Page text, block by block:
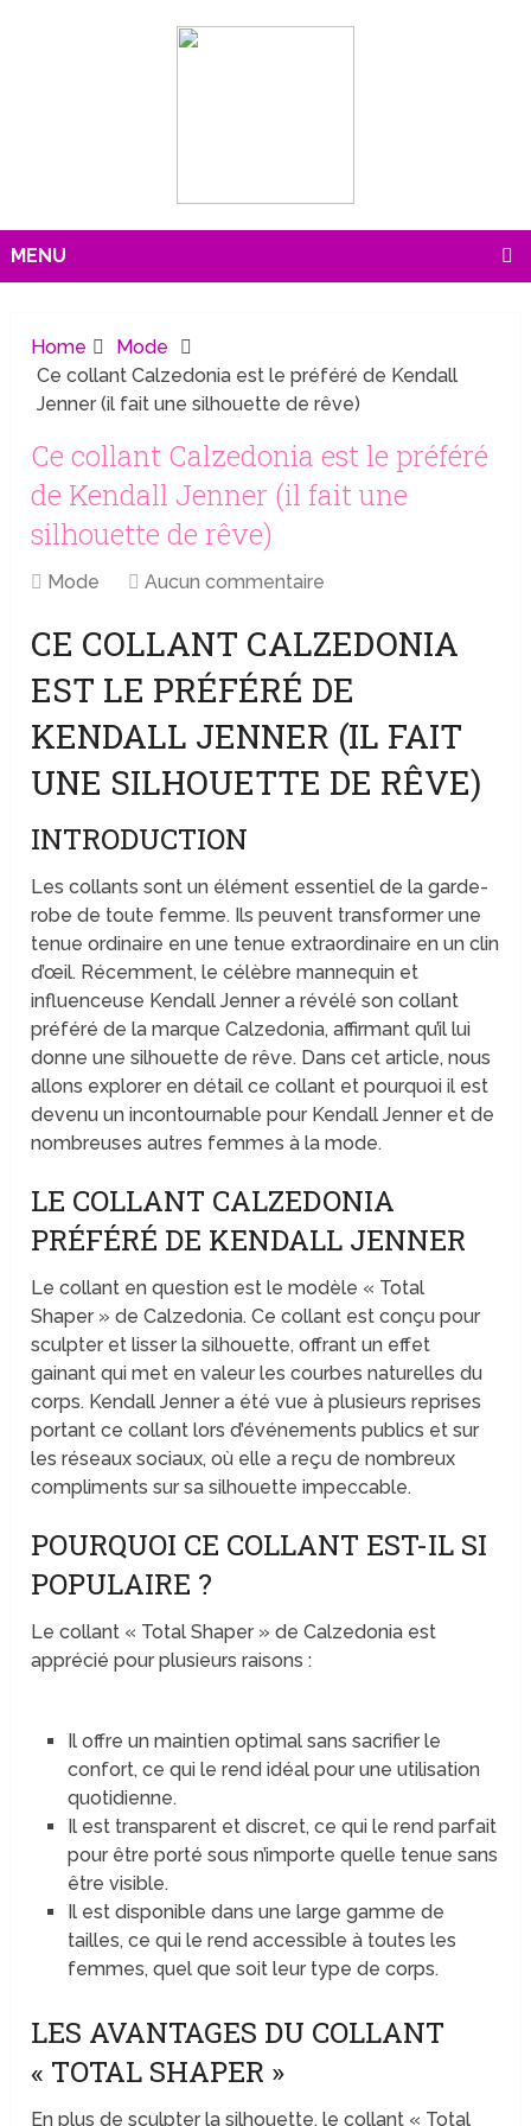
MENU
Home
Mode
Ce collant Calzedonia est le préféré de Kendall
Jenner (il fait une silhouette de rêve)
Ce collant Calzedonia est le préféré
de Kendall Jenner (il fait une
silhouette de rêve)
Mode Aucun commentaire
CE COLLANT CALZEDONIA
EST LE PRÉFÉRÉ DE
KENDALL JENNER (IL FAIT
UNE SILHOUETTE DE RÊVE)
INTRODUCTION
Les collants sont un élément essentiel de la garde-
robe de toute femme. Ils peuvent transformer une
tenue ordinaire en une tenue extraordinaire en un clin
d’œil. Récemment, le célèbre mannequin et
influenceuse Kendall Jenner a révélé son collant
préféré de la marque Calzedonia, affirmant qu’il lui
donne une silhouette de rêve. Dans cet article, nous
allons explorer en détail ce collant et pourquoi il est
devenu un incontournable pour Kendall Jenner et de
nombreuses autres femmes à la mode.
LE COLLANT CALZEDONIA
PRÉFÉRÉ DE KENDALL JENNER
Le collant en question est le modèle « Total
Shaper » de Calzedonia. Ce collant est conçu pour
sculpter et lisser la silhouette, offrant un effet
gainant qui met en valeur les courbes naturelles du
corps. Kendall Jenner a été vue à plusieurs reprises
portant ce collant lors d’événements publics et sur
les réseaux sociaux, où elle a reçu de nombreux
compliments sur sa silhouette impeccable.
POURQUOI CE COLLANT EST-IL SI
POPULAIRE ?
Le collant « Total Shaper » de Calzedonia est
apprécié pour plusieurs raisons :
Il offre un maintien optimal sans sacrifier le
confort, ce qui le rend idéal pour une utilisation
quotidienne.
Il est transparent et discret, ce qui le rend parfait
pour être porté sous n’importe quelle tenue sans
être visible.
Il est disponible dans une large gamme de
tailles, ce qui le rend accessible à toutes les
femmes, quel que soit leur type de corps.
LES AVANTAGES DU COLLANT
« TOTAL SHAPER »
En plus de sculpter la silhouette, le collant « Total